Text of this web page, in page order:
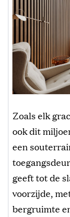
Zoals elk
ook dit
een
geeft tot de
voorzijde,
bergruimte